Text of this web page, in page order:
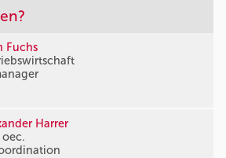
Fuchs
Harrer